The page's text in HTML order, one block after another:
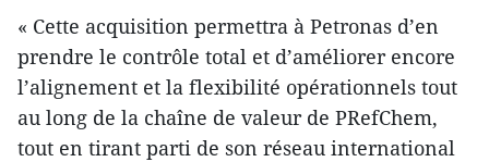
« Cette acquisition permettra à Petronas d’en
prendre le contrôle total et d’améliorer encore
l’alignement et la flexibilité opérationnels tout
au long de la chaîne de valeur de PRefChem,
tout en tirant parti de son réseau international